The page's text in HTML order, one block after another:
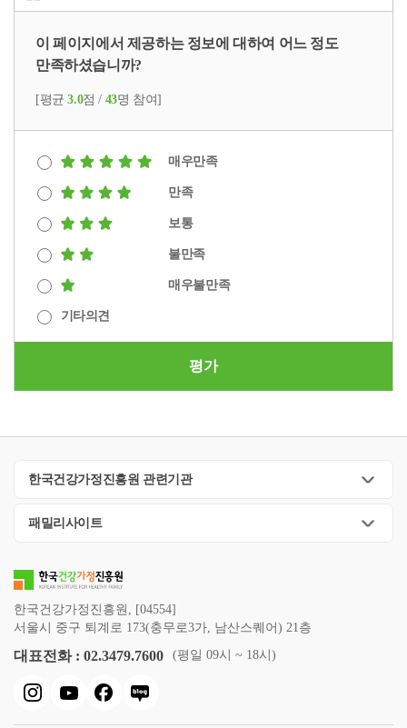
이 페이지에서 제공하는 정보에 대하여 어느 정도
만족하셨습니까?
[평균3.0점 / 43명 참여]
매우만족
만족
보통
불만족
매우불만족
기타의견
평가
한국건강가정진흥원 관련기관
패밀리사이트
한국건강가정진흥원, [04554]
서울시 중구 퇴계로 173(충무로3가, 남산스퀘어) 21층
대표전화 : 02.3479.7600 (평일 09시 ~ 18시)